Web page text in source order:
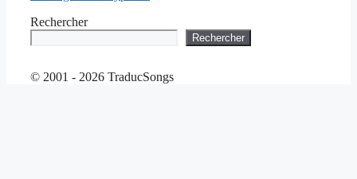
Rechercher
Rechercher
© 2001 - 2026 TraducSongs